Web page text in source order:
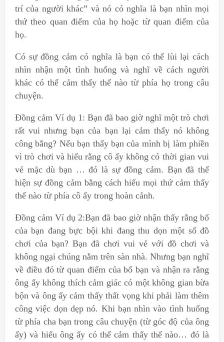
trí của người khác” và nó có nghĩa là bạn nhìn mọi
thứ theo quan điểm của họ hoặc từ quan điểm của
họ.
Có sự đồng cảm có nghĩa là bạn có thể lùi lại cách
nhìn nhận một tình huống và nghĩ về cách người
khác có thể cảm thấy thế nào từ phía họ trong câu
chuyện.
Đồng cảm Ví dụ 1: Bạn đã bao giờ nghĩ một trò chơi
rất vui nhưng bạn của bạn lại cảm thấy nó không
công bằng? Nếu bạn thấy bạn của mình bị làm phiền
vì trò chơi và hiểu rằng cô ấy không có thời gian vui
vẻ mặc dù bạn … đó là sự đồng cảm. Bạn đã thể
hiện sự đồng cảm bằng cách hiểu mọi thứ cảm thấy
thế nào từ phía cô ấy trong hoàn cảnh.
Đồng cảm Ví dụ 2:Bạn đã bao giờ nhận thấy rằng bố
của bạn đang bực bội khi đang thu dọn một số đồ
chơi của bạn? Bạn đã chơi vui vẻ với đồ chơi và
không ngại chúng nằm trên sàn nhà. Nhưng bạn nghĩ
về điều đó từ quan điểm của bố bạn và nhận ra rằng
ông ấy không thích cảm giác có một không gian bừa
bộn và ông ấy cảm thấy thất vọng khi phải làm thêm
công việc dọn dẹp nó. Khi bạn nhìn vào tình huống
từ phía cha bạn trong câu chuyện (từ góc độ của ông
ấy) và hiểu ông ấy có thể cảm thấy thế nào… đó là